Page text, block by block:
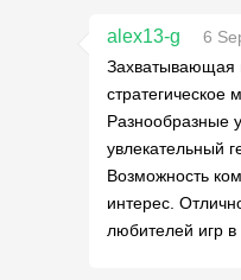
alex13-g
6
Захватывающая
стратегическое
Разнообразные
увлекательный
Возможность
интерес.
любителей игр